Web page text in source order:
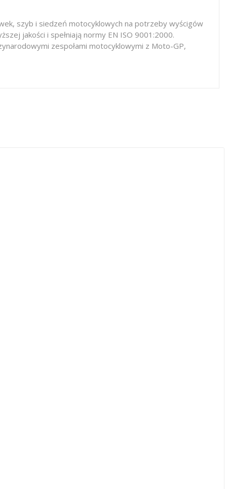
szyb i siedzeń motocyklowych na potrzeby wyścigów
jakości i spełniają normy EN ISO 9001:2000.
zespołami motocyklowymi z Moto-GP,